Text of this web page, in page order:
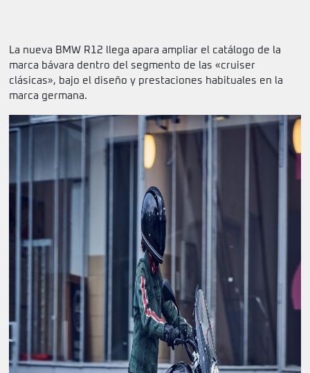
La nueva BMW R12 llega apara ampliar el catálogo de la
marca bávara dentro del segmento de las «cruiser
clásicas», bajo el diseño y prestaciones habituales en la
marca germana.